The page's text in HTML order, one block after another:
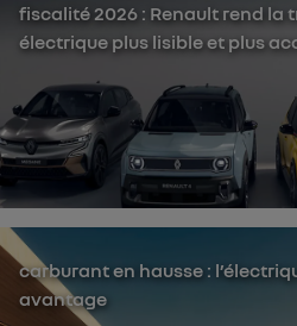
fiscalité 2026 : Renault rend la
électrique plus lisible et plus
carburant en hausse :
avantage